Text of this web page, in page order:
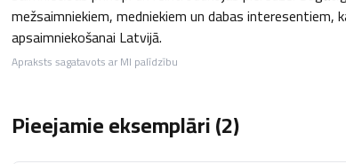
mežsaimniekiem, medniekiem un dabas
apsaimniekošanai Latvijā.
Apraksts sagatavots ar MI palīdzību
Pieejamie eksemplāri (2)